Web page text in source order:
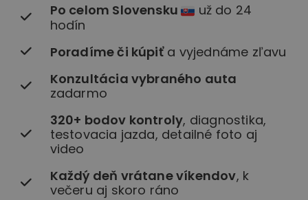
Po celom Slovensku
už do 24
hodín
Poradíme či kúpiťa vyjednáme zľavu
Konzultácia vybraného auta
zadarmo
320+ bodov kontroly, diagnostika,
testovacia jazda, detailné foto aj
video
Každý deň vrátane víkendov, k
večeru aj skoro ráno